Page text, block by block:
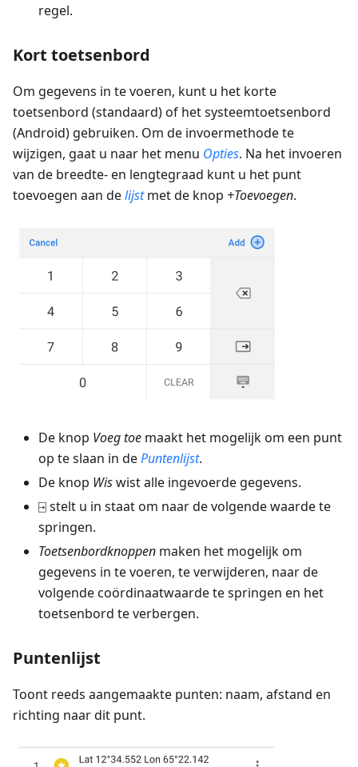
regel.
Kort toetsenbord
Om gegevens in te voeren, kunt u het korte
toetsenbord (standaard) of het systeemtoetsenbord
(Android) gebruiken. Om de invoermethode te
wijzigen, gaat u naar het menu Opties. Na het invoeren
van de breedte- en lengtegraad kunt u het punt
toevoegen aan delijstmet de knop +Toevoegen.
De knop Voeg toe maakt het mogelijk om een punt
op te slaan in dePuntenlijst.
De knop Wiswist alle ingevoerde gegevens.
⍈ stelt u in staat om naar de volgende waarde te
springen.
Toetsenbordknoppen maken het mogelijk om
gegevens in te voeren, te verwijderen, naar de
volgende coördinaatwaarde te springen en het
toetsenbord te verbergen.
Puntenlijst
Toont reeds aangemaakte punten: naam, afstand en
richting naar dit punt.